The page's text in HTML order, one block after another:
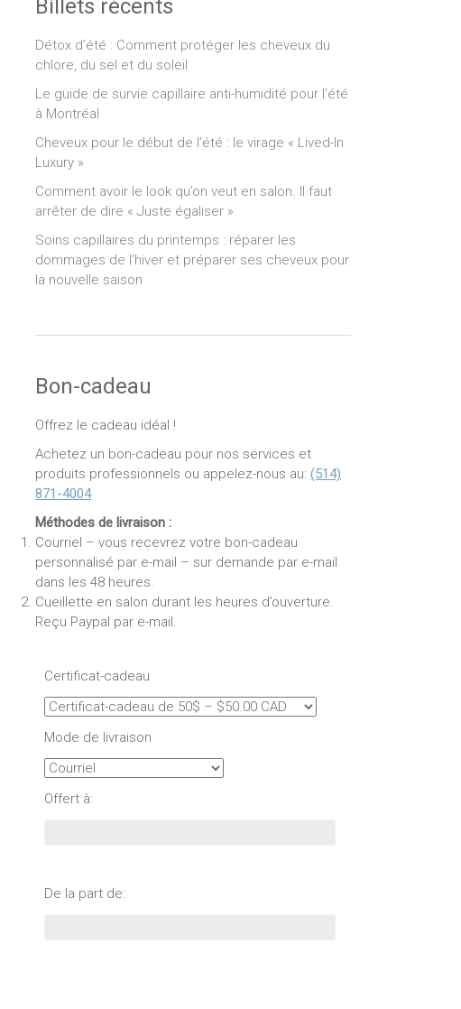
Billets récents
Détox d’été : Comment protéger les cheveux du
chlore, du sel et du soleil
Le guide de survie capillaire anti-humidité pour l’été
à Montréal
Cheveux pour le début de l’été : le virage « Lived-In
Luxury »
Comment avoir le look qu’on veut en salon. Il faut
arrêter de dire « Juste égaliser »
Soins capillaires du printemps : réparer les
dommages de l’hiver et préparer ses cheveux pour
la nouvelle saison
Bon-cadeau
Offrez le cadeau idéal !
Achetez un bon-cadeau pour nos services et
produits professionnels ou appelez-nous au: (514)
871-4004
Méthodes de livraison :
Courriel – vous recevrez votre bon-cadeau
personnalisé par e-mail – sur demande par e-mail
dans les 48 heures.
Cueillette en salon durant les heures d’ouverture.
Reçu Paypal par e-mail.
Certificat-cadeau
Mode de livraison
Offert à:
De la part de: